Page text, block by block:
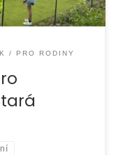
PRO RODINY